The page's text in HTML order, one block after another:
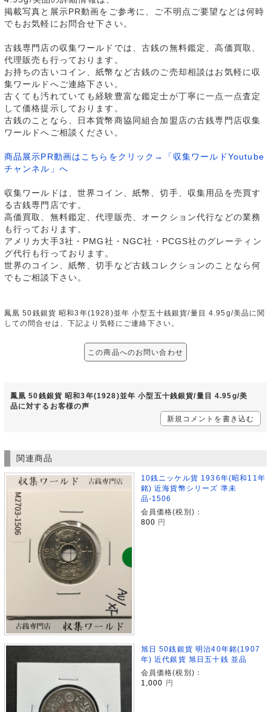
掲載写真と展示PR動画をご参考に、ご不明点ご要望などは何時
でもお気軽にお問合せ下さい。
古銭専門店の収集ワールドでは、古銭の無料鑑定、高価買取、
代理販売も行っております。
お持ちの古いコイン、紙幣など古銭のご売却相談はお気軽に収
集ワールドへご連絡下さい。
古くても汚れていても経験豊富な鑑定士が丁寧に一点一点査定
して価格提示しております。
古銭のことなら、日本貨幣商協同組合加盟店の古銭専門店収集
ワールドへご相談ください。
商品展示PR動画はこちらをクリック→「収集ワールドYoutube
チャンネル」へ
収集ワールドは、世界コイン、紙幣、切手、収集用品を売買す
る古銭専門店です。
高価買取、無料鑑定、代理販売、オークション代行などの業務
も行っております。
アメリカ大手3社・PMG社・NGC社・PCGS社のグレーティン
グ代行も行っております。
世界のコイン、紙幣、切手など古銭コレクションのことなら何
でもご相談下さい。
鳳凰 50銭銀貨 昭和3年(1928)並年 小型五十銭銀貨/量目 4.95g/美品に関
しての問合せは、下記より気軽にご連絡下さい。
この商品へのお問い合わせ
鳳凰 50銭銀貨 昭和3年(1928)並年 小型五十銭銀貨/量目 4.95g/美
品に対するお客様の声
新規コメントを書き込む
関連商品
10銭ニッケル貨 1936年(昭和11年
銘) 近海貨幣シリーズ 準未
品-1506
会員価格(税別)：
800 円
旭日 50銭銀貨 明治40年銘(1907
年) 近代銀貨 旭日五十銭 並品
会員価格(税別)：
1,000
円